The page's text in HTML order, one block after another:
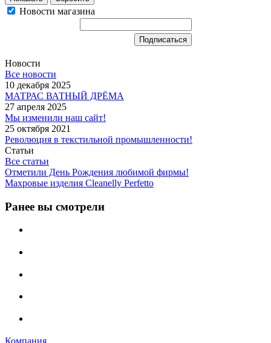
Новости магазина
Новости
Все новости
10 декабря 2025
МАТРАС ВАТНЫЙ ДРЁМА
27 апреля 2025
Мы изменили наш сайт!
25 октября 2021
Революция в текстильной промышленности!
Статьи
Все статьи
Отметили День Рождения любимой фирмы!
Махровые изделия Cleanelly Perfetto
Ранее вы смотрели
Компания